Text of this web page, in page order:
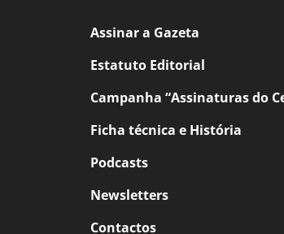
Assinar a Gazeta
Estatuto Editorial
Campanha “Assinaturas do
Ficha técnica e História
Podcasts
Newsletters
Contactos